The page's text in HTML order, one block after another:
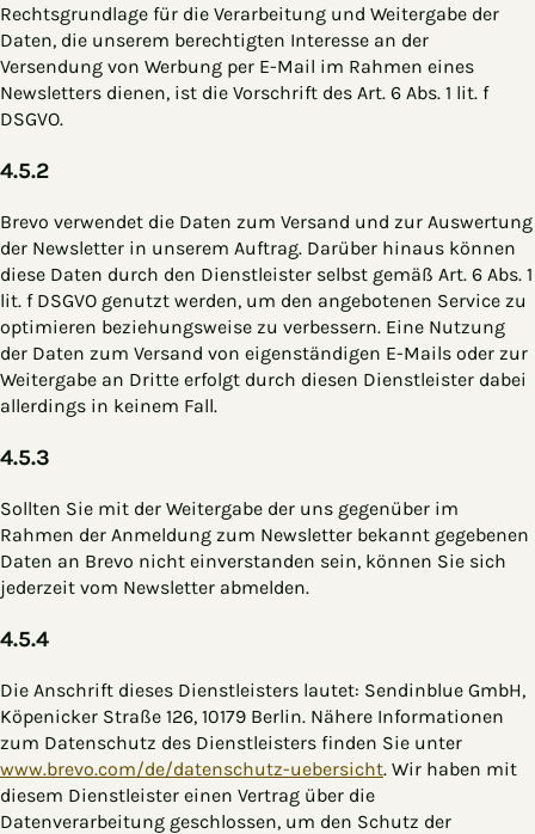
Rechtsgrundlage für die Verarbeitung und Weitergabe der
Daten, die unserem berechtigten Interesse an der
Versendung von Werbung per E-Mail im Rahmen eines
Newsletters dienen, ist die Vorschrift des Art. 6 Abs. 1 lit. f
DSGVO.
4.5.2
Brevo verwendet die Daten zum Versand und zur Auswertung
der Newsletter in unserem Auftrag. Darüber hinaus können
diese Daten durch den Dienstleister selbst gemäß Art. 6 Abs. 1
lit. f DSGVO genutzt werden, um den angebotenen Service zu
optimieren beziehungsweise zu verbessern. Eine Nutzung
der Daten zum Versand von eigenständigen E-Mails oder zur
Weitergabe an Dritte erfolgt durch diesen Dienstleister dabei
allerdings in keinem Fall.
4.5.3
Sollten Sie mit der Weitergabe der uns gegenüber im
Rahmen der Anmeldung zum Newsletter bekannt gegebenen
Daten an Brevo nicht einverstanden sein, können Sie sich
jederzeit vom Newsletter abmelden.
4.5.4
Die Anschrift dieses Dienstleisters lautet: Sendinblue GmbH,
Köpenicker Straße 126, 10179 Berlin. Nähere Informationen
zum Datenschutz des Dienstleisters finden Sie unter
www.brevo.com/de/datenschutz-uebersicht. Wir haben mit
diesem Dienstleister einen Vertrag über die
Datenverarbeitung geschlossen, um den Schutz der